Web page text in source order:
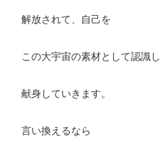
解放されて、自己を
この大宇宙の素材として認識し
献身していきます。
言い換えるなら